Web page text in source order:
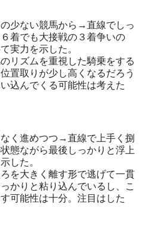
少ない競馬から→直線でしっ
着でも大接戦の３着争いの
実力を示した。
リズムを重視した騎乗をする
置取りが少し高くなるだろう
込んでくる可能性は考えた
く進めつつ→直線で上手く捌
態ながら最後しっかりと浮上
した。
を大きく離す形で逃げて一貫
かりと粘り込んでいるし、こ
可能性は十分。注目はした